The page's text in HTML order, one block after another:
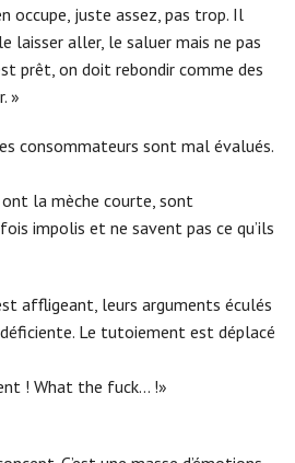
occupe, juste assez, pas trop. Il
laisser aller, le saluer mais ne pas
prêt, on doit rebondir comme des
»
consommateurs sont mal évalués.
ont la mèche courte, sont
impolis et ne savent pas ce qu’ils
affligeant, leurs arguments éculés
Le tutoiement est déplacé
! What the fuck… !»